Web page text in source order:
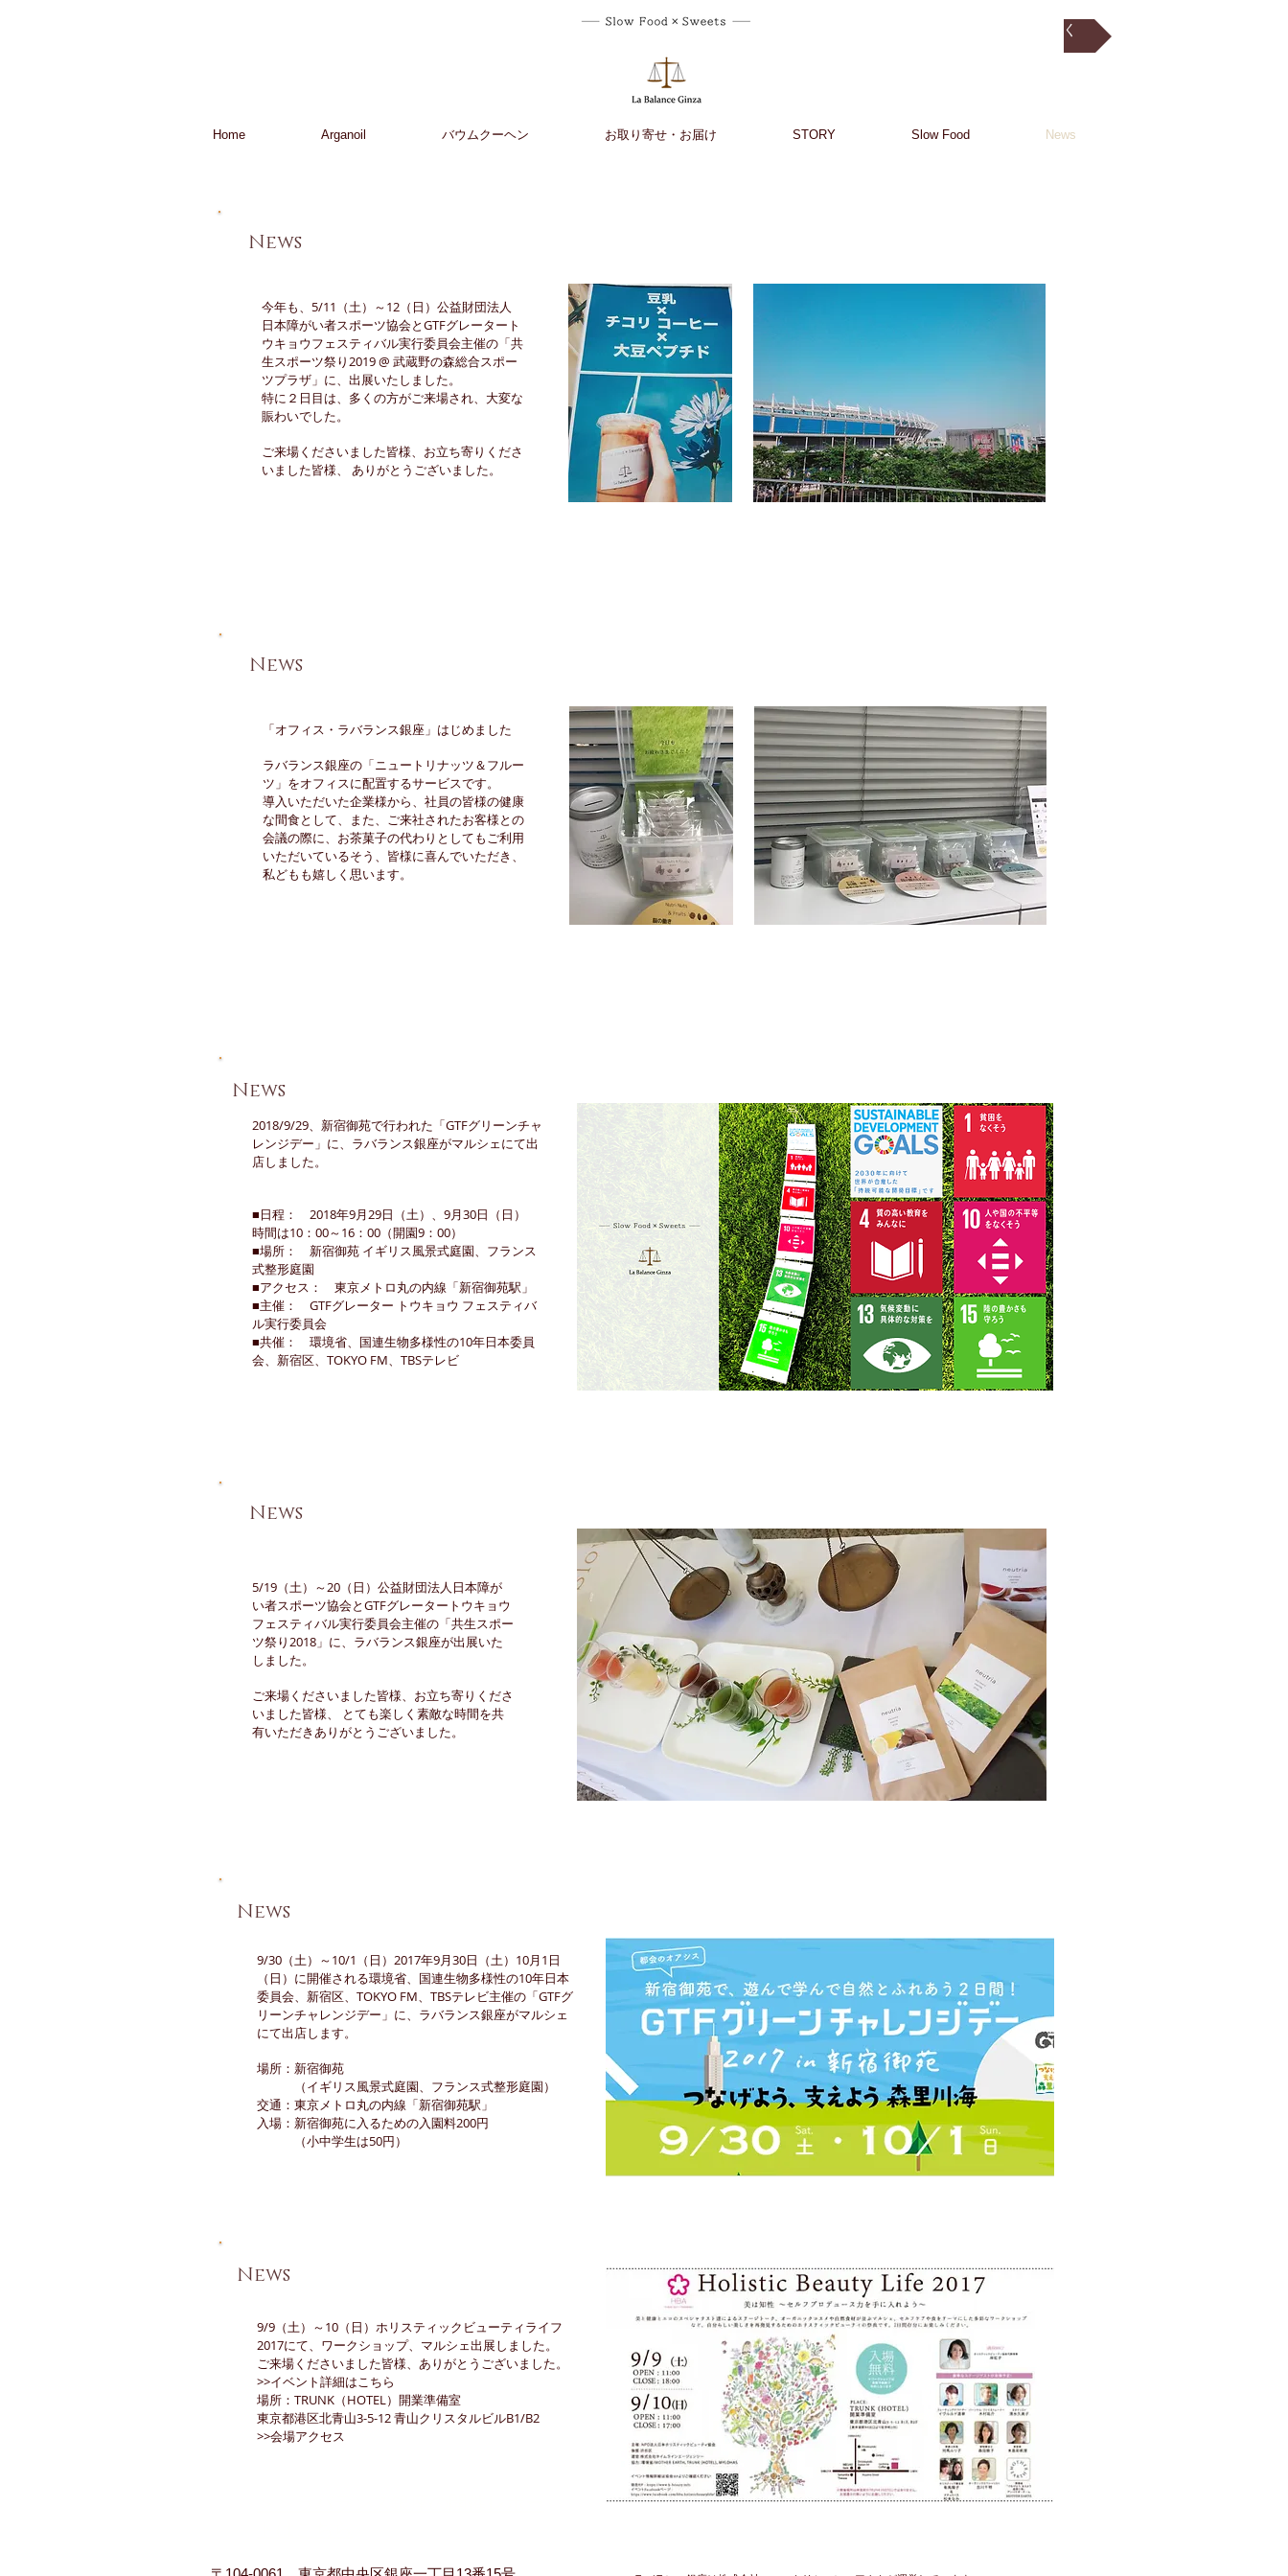
WEBショップへ行く
Home Arganoil バウムクーヘン お取り寄せ・お届け STORY Slow Food News
​News
今年も、5/11（土）～12（日）公益財団法人
日本障がい者スポーツ協会とGTFグレータート
ウキョウフェスティバル実行委員会主催の「共
生スポーツ祭り2019 @ 武蔵野の森総合スポー
ツプラザ」に、出展いたしました。
特に２日目は、多くの方がご来場され、大変な
賑わいでした。
ご来場くださいました皆様、お立ち寄りくださ
いました皆様、 ありがとうございました。
​News
「オフィス・ラバランス銀座」はじめました
ラバランス銀座の「ニュートリナッツ＆フルー
ツ」をオフィスに配置するサービスです。
​導入いただいた企業様から、社員の皆様の健康
な間食として、また、ご来社されたお客様との
会議の際に、お茶菓子の代わりとしてもご利用
いただいているそう、皆様に喜んでいただき、
私どもも嬉しく思います。
​News
2018/9/29、新宿御苑で行われた「GTFグリーンチャ
レンジデー」に、ラバランス銀座がマルシェにて出
店しました。
■日程： 2018年9月29日（土）、9月30日（日）
時間は10：00～16：00（開園9：00）
■場所： 新宿御苑 イギリス風景式庭園、フランス
式整形庭園
■アクセス： 東京メトロ丸の内線「新宿御苑駅」
■主催： GTFグレーター トウキョウ フェスティバ
ル実行委員会
■共催： 環境省、国連生物多様性の10年日本委員
会、新宿区、TOKYO FM、TBSテレビ
​News
5/19（土）～20（日）公益財団法人日本障が
い者スポーツ協会とGTFグレータートウキョウ
フェスティバル実行委員会主催の「共生スポー
ツ祭り2018」に、ラバランス銀座が出展いた
しました。
ご来場くださいました皆様、お立ち寄りくださ
いました皆様、 とても楽しく素敵な時間を共
有いただきありがとうございました。
​News
9/30（土）～10/1（日）2017年9月30日（土）10月1日
（日）に開催される環境省、国連生物多様性の10年日本
委員会、新宿区、TOKYO FM、TBSテレビ主催の「GTFグ
リーンチャレンジデー」に、ラバランス銀座がマルシェ
にて出店します。
場所：新宿御苑
（イギリス風景式庭園、フランス式整形庭園）
交通：東京メトロ丸の内線「新宿御苑駅」
入場：新宿御苑に入るための入園料200円
（小中学生は50円）
​News
9/9（土）～10（日）ホリスティックビューティライフ
2017にて、ワークショップ、マルシェ出展しました。
ご来場くださいました皆様、ありがとうございました。
​>>イベント詳細はこちら
場所：TRUNK（HOTEL）開業準備室
東京都港区北青山3-5-12 青山クリスタルビルB1/B2
>>会場アクセス